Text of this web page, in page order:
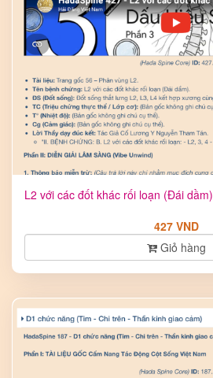
L2 với các đốt khác rối loạn (Đái dầm)
427 VND
Giỏ hàng